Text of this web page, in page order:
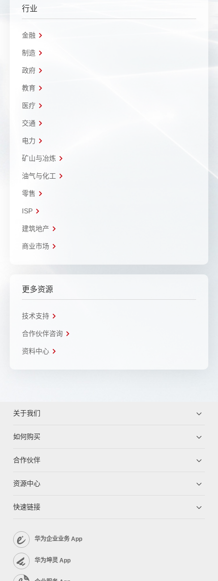
行业
金融
制造
政府
教育
医疗
交通
电力
矿山与冶炼
油气与化工
零售
ISP
建筑地产
商业市场
更多资源
技术支持
合作伙伴咨询
资料中心
关于我们
如何购买
合作伙伴
资源中心
快速链接
华为企业业务 App
华为坤灵 App